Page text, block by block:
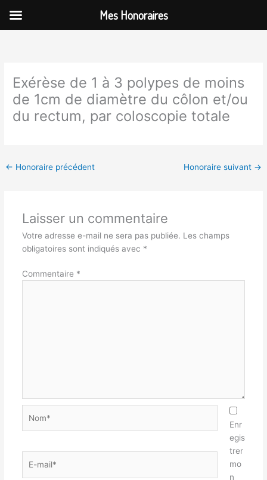
contenu
Exérèse de 1 à 3 polypes de moins
de 1cm de diamètre du côlon et/ou
du rectum, par coloscopie totale
← Honoraire précédent Honoraire suivant →
Laisser un commentaire
Votre adresse e-mail ne sera pas publiée. Les champs
obligatoires sont indiqués avec *
Commentaire *
mail*
Enr
egis
trer
mo
n
Mes Honoraires